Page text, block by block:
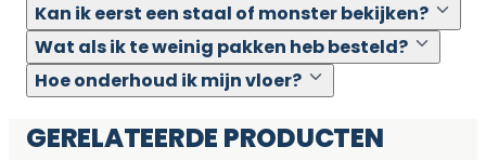
Kan ik eerst een staal of monster bekijken?
Wat als ik te weinig pakken heb besteld?
Hoe onderhoud ik mijn vloer?
GERELATEERDE PRODUCTEN